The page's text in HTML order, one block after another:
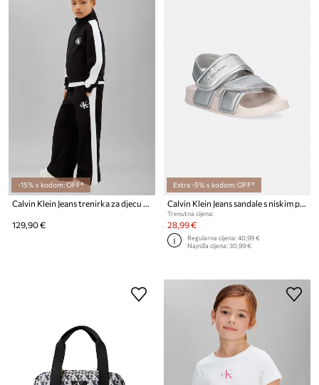
-15% s kodom: OFF*
Calvin Klein Jeans trenirka za djecu od pamuka
129,90 €
Extra -5% s kodom: OFF*
Calvin Klein Jeans sandale s niskim potplatom za djecu
Trenutna cijena:
28,99 €
Regularna cijena:40,99 €
Najniža cijena:30,99 €